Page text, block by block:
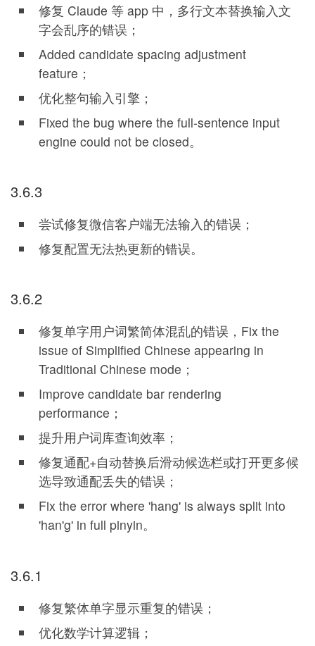
修复 Claude 等 app 中，多行文本替换输入文
字会乱序的错误；
Added candidate spacing adjustment
feature；
优化整句输入引擎；
Fixed the bug where the full-sentence input
engine could not be closed。
3.6.3
尝试修复微信客户端无法输入的错误；
修复配置无法热更新的错误。
3.6.2
修复单字用户词繁简体混乱的错误，Fix the
issue of Simplified Chinese appearing in
Traditional Chinese mode；
Improve candidate bar rendering
performance；
提升用户词库查询效率；
修复通配+自动替换后滑动候选栏或打开更多候
选导致通配丢失的错误；
Fix the error where 'hang' is always split into
'han'g' in full pinyin。
3.6.1
修复繁体单字显示重复的错误；
优化数学计算逻辑；